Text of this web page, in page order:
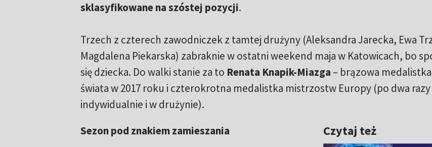
sklasyfikowane na szóstej pozycji.
Trzech z czterech zawodniczek z tamtej drużyny (Aleksandra Jarecka, Ewa
Magdalena Piekarska) zabraknie w ostatni weekend maja w Katowicach, bo
się dziecka. Do walki stanie za to Renata Knapik-Miazga – brązowa
świata w 2017 roku i czterokrotna medalistka mistrzostw Europy (po dwa razy
indywidualnie i w drużynie).
Czytaj też
Sezon pod znakiem zamieszania